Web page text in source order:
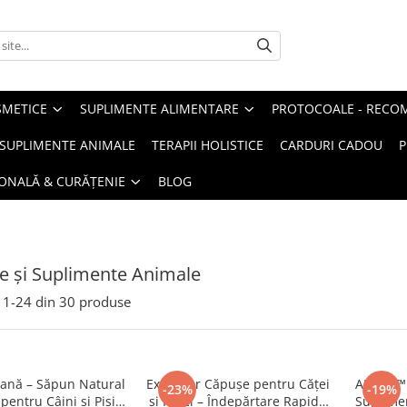
SUPLIMENTE ALIMENTARE PROTOCOALE -
ANIMALE TERAPII HOLISTICE CARDURI CADOU
& CURĂȚENIE BLOG
și Suplimente Animale
1-24 din 30 produse
– Săpun Natural
Câini și Pisici
-23%
Extractor Căpușe pentru Căței
și Pisici – Îndepărtare Rapidă
-19%